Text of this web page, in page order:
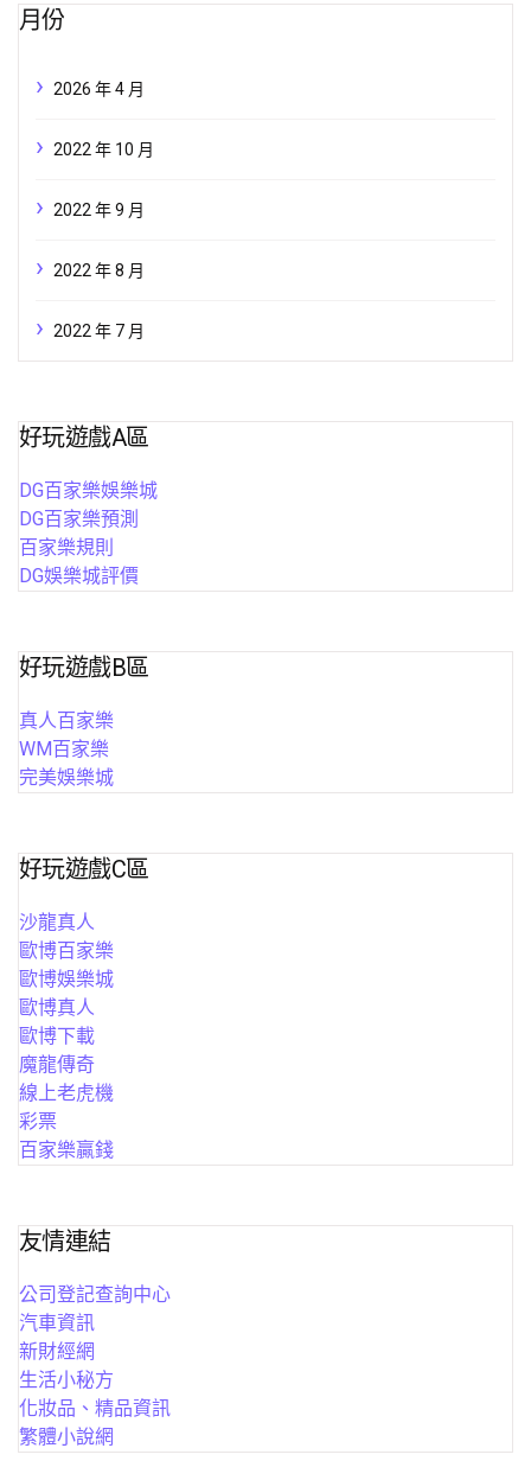
月份
2026 年 4 月
2022 年 10 月
2022 年 9 月
2022 年 8 月
2022 年 7 月
好玩遊戲A區
DG百家樂娛樂城
DG百家樂預測
百家樂規則
DG娛樂城評價
好玩遊戲B區
真人百家樂
WM百家樂
完美娛樂城
好玩遊戲C區
沙龍真人
歐博百家樂
歐博娛樂城
歐博真人
歐博下載
魔龍傳奇
線上老虎機
彩票
百家樂贏錢
友情連結
公司登記查詢中心
汽車資訊
新財經網
生活小秘方
化妝品、精品資訊
繁體小說網